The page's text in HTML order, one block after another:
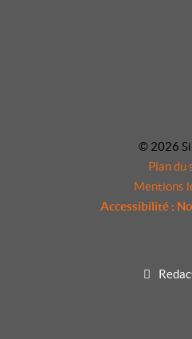
© 2026
Plan du
Mentions
Accessibilité :